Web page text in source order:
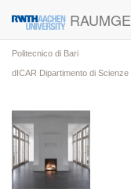
Politecnico di Bari
dICAR Dipartimento di